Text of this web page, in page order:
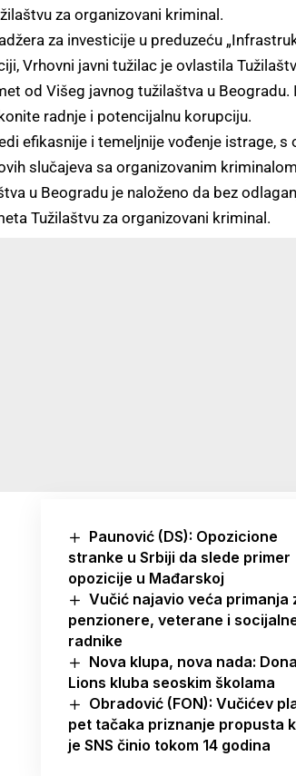
za organizovani kriminal.
za investicije u preduzeću
Vrhovni javni tužilac je ovlastila
od Višeg javnog tužilaštva u Beogradu.
radnje i potencijalnu korupciju.
efikasnije i temeljnije vođenje istrage, s
slučajeva sa organizovanim
u Beogradu je naloženo da bez
Tužilaštvu za organizovani kriminal.
Paunović (DS): Opozicione
stranke u Srbiji da slede primer
opozicije u Mađarskoj
Vučić najavio veća primanja
penzionere, veterane i
radnike
Nova klupa, nova nada:
Lions kluba seoskim školama
Obradović (FON): Vučićev
pet tačaka priznanje propusta
je SNS činio tokom 14 godina